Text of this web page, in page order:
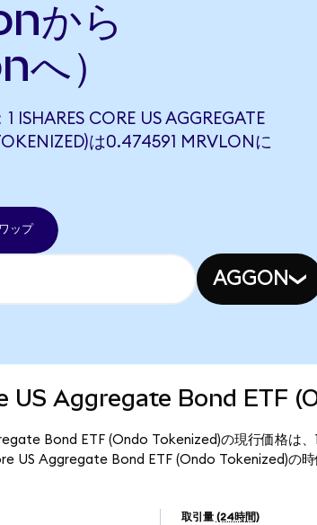
から
）
ISHARES CORE US AGGREGATE
は0.474591 MRVLONに
ップ
AGGON
US Aggregate Bond ETF
Bond ETF (Ondo Tokenized)の現行価格は
US Aggregate Bond ETF (Ondo Tokenized)の時
取引量 (24時間)